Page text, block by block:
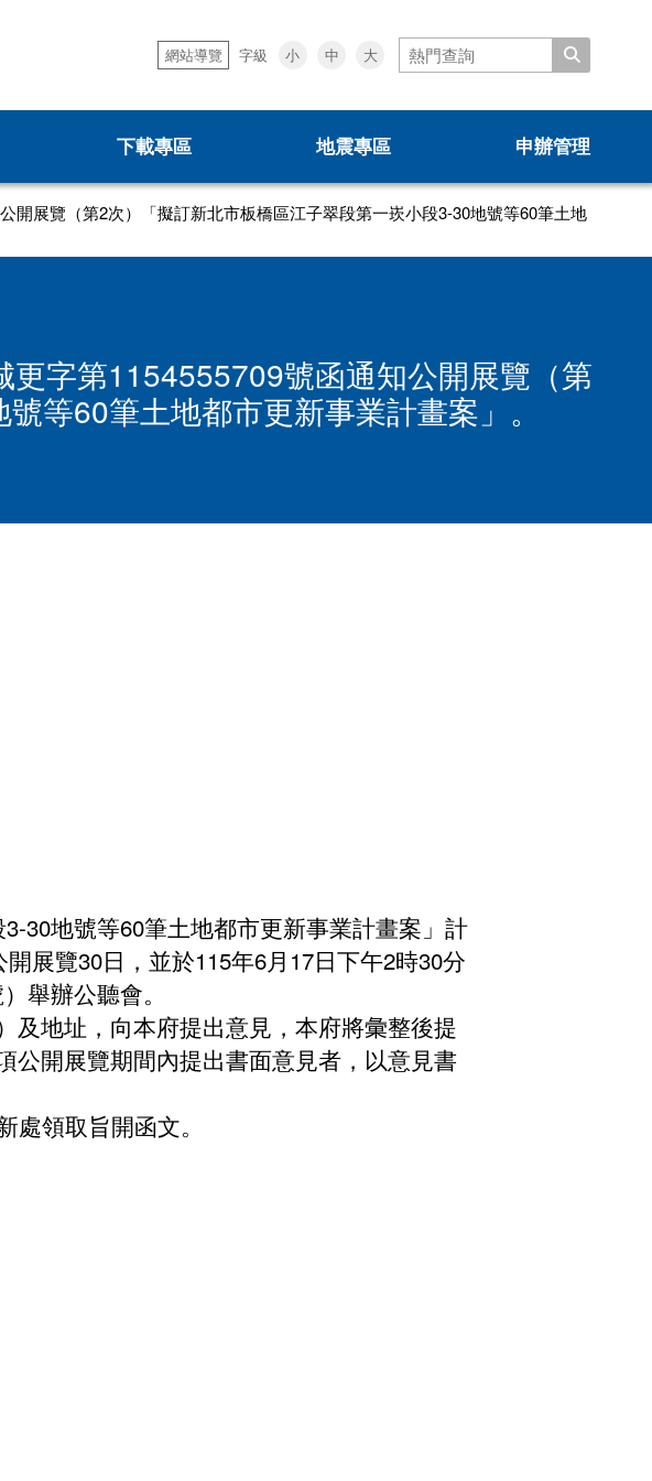
網站導覽 字級 小 中 大 搜尋
申請
重建專案計
平台
租賃住宅媒合服務
新手村
施政成果
教戰手冊
區
安全及衛生防護事項執行情形
表件
下載專區
地震專區
0507說明會
申辦管理
開展覽（第2次）「擬訂新北市板橋區江子翠段第一崁小段3-30地號等60筆土地
字第1154555709號函通知公開展覽（第
等60筆土地都市更新事業計畫案」。
30地號等60筆土地都市更新事業計畫案」計
展覽30日，並於115年6月17日下午2時30分
舉辦公聽會。
及地址，向本府提出意見，本府將彙整後提
公開展覽期間內提出書面意見者，以意見書
領取旨開函文。